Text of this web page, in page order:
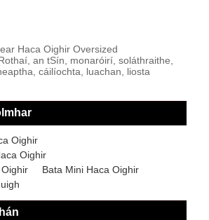
Haca Oighir Oversized
an tSín, monaróirí, soláthraithe,
cáilíochta, luachan, liosta
Oighir
Oighir
Bata Mini Haca Oighir